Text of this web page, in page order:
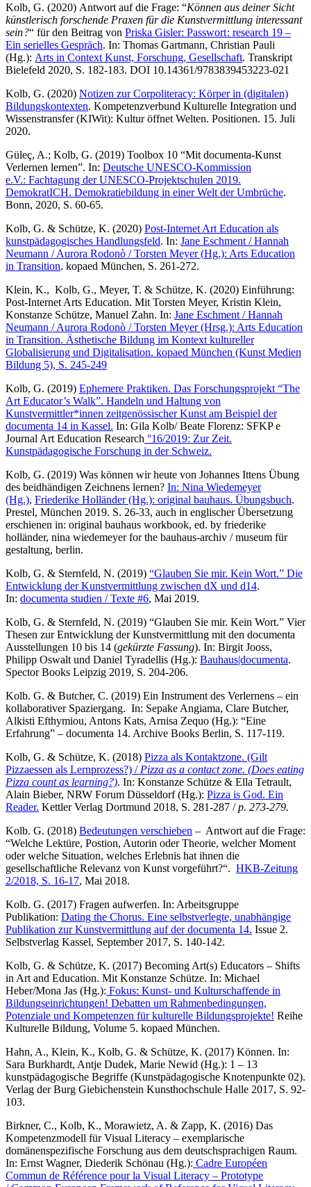
Kolb, G. (2020) Antwort auf die Frage: “Können aus deiner Sicht
künstlerisch forschende Praxen für die Kunstvermittlung interessant
sein ?“ für den Beitrag von Priska Gisler: Passwort : research 19 –
Ein serielles Gespräch. In: Thomas Gartmann, Christian Pauli
(Hg.): Arts in Context Kunst, Forschung, Gesellschaft. Transkript
Bielefeld 2020, S. 182-183. DOI 10.14361/9783839453223-021
Kolb, G. (2020) Notizen zur Corpoliteracy: Körper in (digitalen)
Bildungskontexten. Kompetenzverbund Kulturelle Integration und
Wissenstransfer (KIWit): Kultur öffnet Welten. Positionen. 15. Juli
2020.
Güleç, A.; Kolb, G. (2019) Toolbox 10 “Mit documenta-Kunst
Verlernen lernen”. In: Deutsche UNESCO-Kommission
e.V.: Fachtagung der UNESCO-Projektschulen 2019.
DemokratICH. Demokratiebildung in einer Welt der Umbrüche.
Bonn, 2020, S. 60-65.
Kolb, G. & Schütze, K. (2020) Post-Internet Art Education als
kunstpädagogisches Handlungsfeld. In: Jane Eschment / Hannah
Neumann / Aurora Rodonò / Torsten Meyer (Hg.): Arts Education
in Transition. kopaed München, S. 261-272.
Klein, K., Kolb, G., Meyer, T. & Schütze, K. (2020) Einführung:
Post-Internet Arts Education. Mit Torsten Meyer, Kristin Klein,
Konstanze Schütze, Manuel Zahn. In: Jane Eschment / Hannah
Neumann / Aurora Rodonò / Torsten Meyer (Hrsg.): Arts Education
in Transition. Ästhetische Bildung im Kontext kultureller
Globalisierung und Digitalisation. kopaed München (Kunst Medien
Bildung 5), S. 245-249
Kolb, G. (2019) Ephemere Praktiken. Das Forschungsprojekt “The
Art Educator’s Walk”. Handeln und Haltung von
Kunstvermittler*innen zeitgenössischer Kunst am Beispiel der
documenta 14 in Kassel. In: Gila Kolb/ Beate Florenz: SFKP e
Journal Art Education Research °16/2019: Zur Zeit.
Kunstpädagogische Forschung in der Schweiz.
Kolb, G. (2019) Was können wir heute von Johannes Ittens Übung
des beidhändigen Zeichnens lernen? In: Nina Wiedemeyer
(Hg.), Friederike Holländer (Hg.): original bauhaus. Übungsbuch.
Prestel, München 2019. S. 26-33, auch in englischer Übersetzung
erschienen in: original bauhaus workbook, ed. by friederike
holländer, nina wiedemeyer for the bauhaus-archiv / museum für
gestaltung, berlin.
Kolb, G. & Sternfeld, N. (2019) “Glauben Sie mir. Kein Wort.” Die
Entwicklung der Kunstvermittlung zwischen dX und d14.
In: documenta studien / Texte #6, Mai 2019.
Kolb, G. & Sternfeld, N. (2019) “Glauben Sie mir. Kein Wort.” Vier
Thesen zur Entwicklung der Kunstvermittlung mit den documenta
Ausstellungen 10 bis 14 (gekürzte Fassung). In: Birgit Jooss,
Philipp Oswalt und Daniel Tyradellis (Hg.): Bauhaus|documenta.
Spector Books Leipzig 2019, S. 204-206.
Kolb. G. & Butcher, C. (2019) Ein Instrument des Verlernens – ein
kollaborativer Spaziergang. In: Sepake Angiama, Clare Butcher,
Alkisti Efthymiou, Antons Kats, Arnisa Zequo (Hg.): “Eine
Erfahrung” – documenta 14. Archive Books Berlin, S. 117-119.
Kolb, G. & Schütze, K. (2018) Pizza als Kontaktzone. (Gilt
Pizzaessen als Lernprozess?) / Pizza as a contact zone. (Does eating
Pizza count as learning?). In: Konstanze Schütze & Ella Tetrault,
Alain Bieber, NRW Forum Düsseldorf (Hg.): Pizza is God. Ein
Reader. Kettler Verlag Dortmund 2018, S. 281-287 /p. 273-279.
Kolb. G. (2018) Bedeutungen verschieben – Antwort auf die Frage:
“Welche Lektüre, Postion, Autorin oder Theorie, welcher Moment
oder welche Situation, welches Erlebnis hat ihnen die
gesellschaftliche Relevanz von Kunst vorgeführt?“. HKB-Zeitung
2/2018, S. 16-17, Mai 2018.
Kolb. G. (2017) Fragen aufwerfen. In: Arbeitsgruppe
Publikation: Dating the Chorus. Eine selbstverlegte, unabhängige
Publikation zur Kunstvermittlung auf der documenta 14. Issue 2.
Selbstverlag Kassel, September 2017, S. 140-142.
Kolb, G. & Schütze, K. (2017) Becoming Art(s) Educators – Shifts
in Art and Education. Mit Konstanze Schütze. In: Michael
Heber/Mona Jas (Hg.): Fokus: Kunst- und Kulturschaffende in
Bildungseinrichtungen! Debatten um Rahmenbedingungen,
Potenziale und Kompetenzen für kulturelle Bildungsprojekte! Reihe
Kulturelle Bildung, Volume 5. kopaed München.
Hahn, A., Klein, K., Kolb, G. & Schütze, K. (2017) Können. In:
Sara Burkhardt, Antje Dudek, Marie Newid (Hg.): 1 – 13
kunstpädagogische Begriffe (Kunstpädagogische Knotenpunkte 02).
Verlag der Burg Giebichenstein Kunsthochschule Halle 2017, S. 92-
103.
Birkner, C., Kolb, K., Morawietz, A. & Zapp, K. (2016) Das
Kompetenzmodell für Visual Literacy – exemplarische
domänenspezifische Forschung aus dem deutschsprachigen Raum.
In: Ernst Wagner, Diederik Schönau (Hg.): Cadre Européen
Commun de Référence pour la Visual Literacy – Prototype